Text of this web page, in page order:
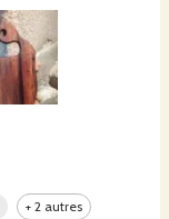
+ 2 autres